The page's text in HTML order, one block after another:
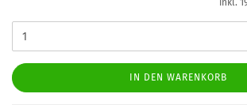
inkl.
IN DEN WARENKORB